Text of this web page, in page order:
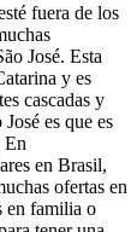
fuera de los
José. Esta
y es
cascadas y
es que es
En
en Brasil,
ofertas en
en familia o